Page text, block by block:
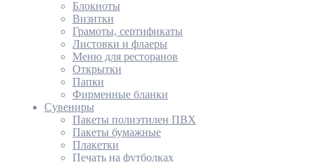
Блокноты
Визитки
Грамоты, сертификаты
Листовки и флаеры
Меню для ресторанов
Открытки
Папки
Фирменные бланки
Сувениры
Пакеты полиэтилен ПВХ
Пакеты бумажные
Плакетки
Печать на футболках